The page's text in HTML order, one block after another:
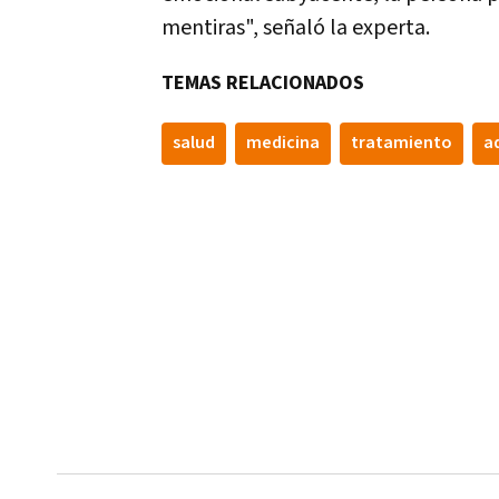
mentiras", señaló la experta.
TEMAS RELACIONADOS
salud medicina tratamiento